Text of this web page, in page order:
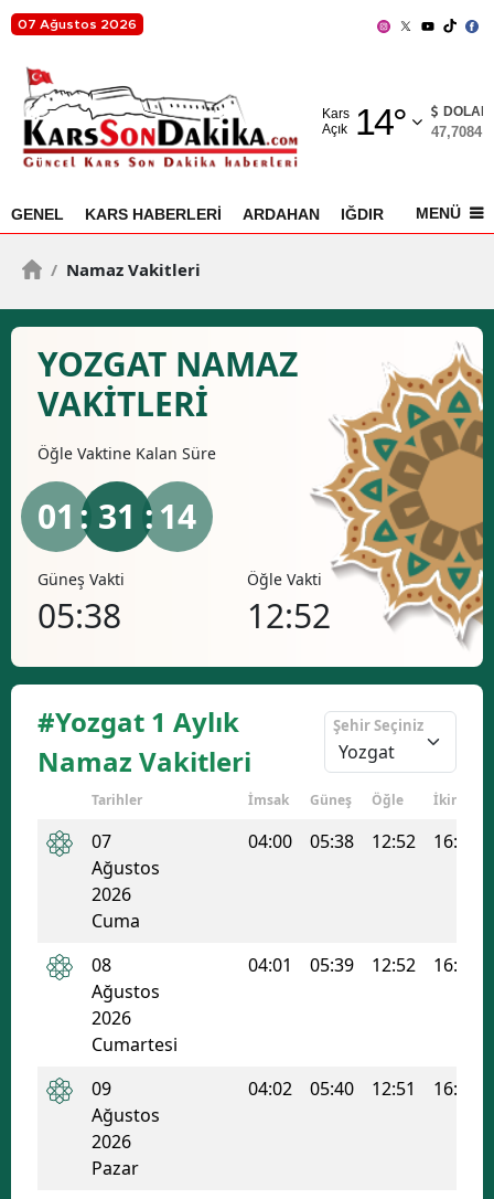
07 Ağustos 2026
Kars
Açık
14°
Adıyaman
Ağrı
Artvin
Aydın
Balıkesir
Bilecik
Bingöl
Bursa
Çanakkale
Çankırı
Diyarbakır
DOLAR
47,7084
GENEL KARS HABERLERİ ARDAHAN IĞDIR AKYAKA
MENÜ
/ Namaz Vakitleri
YOZGAT NAMAZ
VAKİTLERİ
Öğle Vaktine Kalan Süre
01 : 31 :13
Güneş Vakti
05:38
Öğle Vakti
12:52
İkindi
#Yozgat 1 Aylık
Namaz Vakitleri
Şehir Seçiniz
Tarihler İmsak Güneş Öğle İkindi
07
Ağustos
2026
Cuma
04:00 05:38 12:52 16:42
08
Ağustos
2026
Cumartesi
04:01 05:39 12:52 16:42
09
Ağustos
2026
Pazar
04:02 05:40 12:51 16:42